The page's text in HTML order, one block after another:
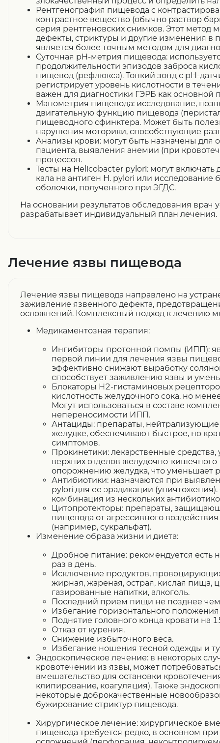
Рентгенография пищевода с
контрастное вещество (обычно раствор
серия рентгеновских снимков. Этот метод
дефекты, стриктуры и другие изменения в
является более точным методом для
Суточная pH-метрия пищевода:
продолжительности эпизодов заброса
пищевод (рефлюкса). Тонкий зонд с pH-
регистрирует уровень кислотности в
важен для диагностики ГЭРБ как
Манометрия пищевода: исследование,
двигательную функцию пищевода
пищеводного сфинктера. Может быть
нарушения моторики, способствующие
Анализы крови: могут быть назначены для
пациента, выявления анемии (при
процессов.
Тесты на Helicobacter pylori: могут включать
кала на антиген H. pylori или исследование
оболочки, полученного при ЭГДС.
На основании результатов обследования врач
разрабатывает индивидуальный план лечения.
Лечение язвы пищевода
Лечение язвы пищевода направлено на
заживление язвенного дефекта,
осложнений. Комплексный подход к лечению
Медикаментозная терапия:
Ингибиторы протонной помпы (ИПП):
первой линии для лечения язвы
эффективно снижают выработку
способствует заживлению язвы и
Блокаторы H2-гистаминовых
кислотность желудочного сока, но
Могут использоваться в составе
непереносимости ИПП.
Антациды: препараты, нейтрализующие
желудке, обеспечивают быстрое, но
симптомов.
Прокинетики: лекарственные
верхних отделов желудочно-
опорожнению желудка, что уменьшает
Антибиотики: назначаются при
pylori для ее эрадикации
комбинация из нескольких
Цитопротекторы: препараты,
пищевода от агрессивного
(например, сукральфат).
Изменение образа жизни и диета:
Дробное питание: рекомендуется
раз в день.
Исключение продуктов,
жирная, жареная, острая, кислая пища,
газированные напитки, алкоголь.
Последний прием пищи не позднее чем
Избегание горизонтального
Поднятие головного конца кровати на
Отказ от курения.
Снижение избыточного веса.
Избегание ношения тесной одежды и
Эндоскопическое лечение: в некоторых
кровотечении из язвы, может
вмешательство для остановки
клипирование, коагуляция). Также
некоторые доброкачественные
бужирование стриктур пищевода.
Хирургическое лечение: хирургическое
пищевода требуется редко, в основном